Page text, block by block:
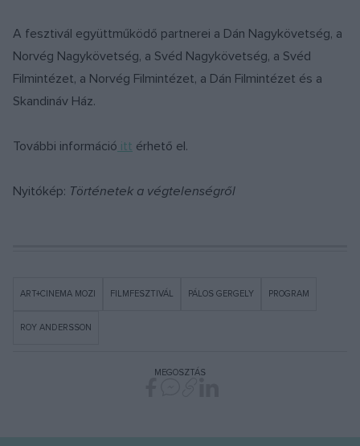
A fesztivál együttműködő partnerei a Dán Nagykövetség, a
Norvég Nagykövetség, a Svéd Nagykövetség, a Svéd
Filmintézet, a Norvég Filmintézet, a Dán Filmintézet és a
Skandináv Ház.
További információ itt érhető el.
Nyitókép: Történetek a végtelenségről
ART+CINEMA MOZI FILMFESZTIVÁL PÁLOS GERGELY PROGRAM
ROY ANDERSSON
MEGOSZTÁS